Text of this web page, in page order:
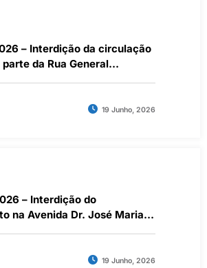
– Interdição da circulação
da Rua General
do dia 18/06/2026 e a
19/06/2026
19 Junho, 2026
– Interdição do
na Avenida Dr. José Maria
19 Junho, 2026